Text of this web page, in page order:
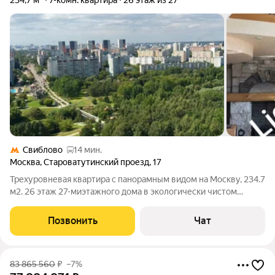
Свиблово
14 мин.
Москва,Староватутинский проезд,17
Трехуровневая квартира с панорамным видом на Москву, 234.7
м2. 26 этаж 27-миэтажного дома в экологически чистом
просторная гостиная с панорамным видом на город, большая
кухня, столовая,
Позвонить Чат
83 865 560₽ –7%